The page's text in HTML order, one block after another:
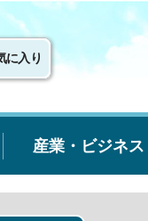
に入り
産業・ビジネス